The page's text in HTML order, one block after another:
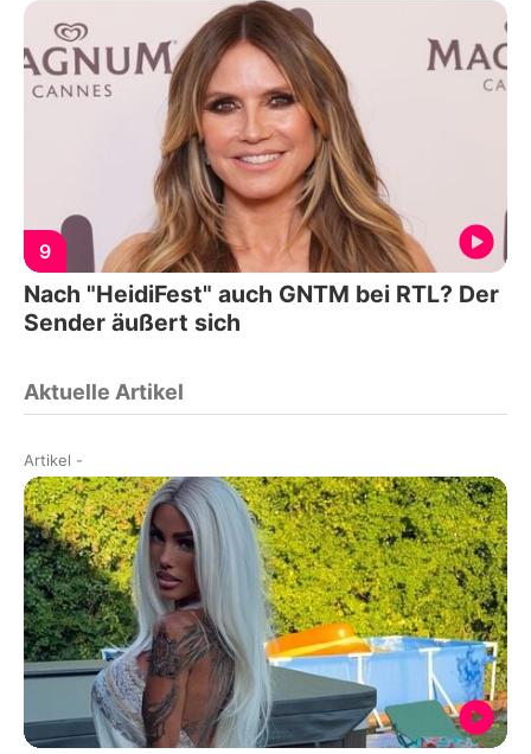
9
Nach "HeidiFest" auch GNTM bei RTL? Der
Sender äußert sich
Aktuelle Artikel
Artikel -